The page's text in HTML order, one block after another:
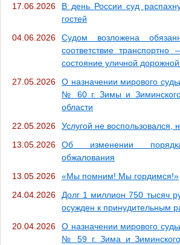
17.06.2026
В день России суд
гостей
04.06.2026
Судом возложена
соответствие транспортно
состояние уличной дорожной
27.05.2026
О назначении мирового
№ 60 г. Зимы и Зиминского
области
22.05.2026
Услугой не воспользовался,
13.05.2026
Об изменении
обжалования
13.05.2026
«Мы помним! Мы гордимся!»
24.04.2026
Долг 1 миллион 750 тысяч
осужден к принудительным
20.04.2026
О назначении мирового
№ 59 г. Зима и Зиминского